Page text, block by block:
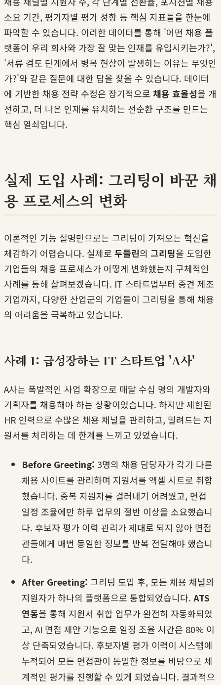
소요 기간, 평가자별 평가 성향 등 핵심 지표들을 한눈에
파악할 수 있습니다. 이러한 데이터를 통해 '어떤 채용 플
랫폼이 우리 회사와 가장 잘 맞는 인재를 유입시키는가?',
'서류 검토 단계에서 병목 현상이 발생하는 이유는 무엇인
가?'와 같은 질문에 대한 답을 찾을 수 있습니다. 데이터
에 기반한 채용 전략 수정은 장기적으로 채용 효율성을 개
선하고, 더 나은 인재를 유치하는 선순환 구조를 만드는
핵심 열쇠입니다.
실제 도입 사례: 그리팅이 바꾼 채
용 프로세스의 변화
이론적인 기능 설명만으로는 그리팅이 가져오는 혁신을
체감하기 어렵습니다. 실제로 두들린의 그리팅을 도입한
기업들의 채용 프로세스가 어떻게 변화했는지 구체적인
사례를 통해 살펴보겠습니다. IT 스타트업부터 중견 제조
기업까지, 다양한 산업군의 기업들이 그리팅을 통해 채용
의 어려움을 극복하고 있습니다.
사례 1: 급성장하는 IT 스타트업 'A사'
A사는 폭발적인 사업 확장으로 매달 수십 명의 개발자와
기획자를 채용해야 하는 상황이었습니다. 하지만 제한된
HR 인력으로 수많은 채용 채널을 관리하고, 밀려드는 지
원서를 처리하는 데 한계를 느끼고 있었습니다.
Before Greeting: 3명의 채용 담당자가 각기 다른
채용 사이트를 관리하며 지원서를 엑셀 시트로 취합
했습니다. 중복 지원자를 걸러내기 어려웠고, 면접
일정 조율에만 하루 업무의 절반 이상을 소요했습니
다. 후보자 평가 이력 관리가 제대로 되지 않아 면접
관들에게 매번 동일한 정보를 반복 전달해야 했습니
다.
After Greeting: 그리팅 도입 후, 모든 채용 채널의
지원자가 하나의 플랫폼으로 통합되었습니다. ATS
연동을 통해 지원서 취합 업무가 완전히 자동화되었
고, AI 면접 제안 기능으로 일정 조율 시간은 80% 이
상 단축되었습니다. 후보자별 평가 이력이 시스템에
누적되어 모든 면접관이 동일한 정보를 바탕으로 체
계적인 평가를 진행할 수 있게 되었습니다. 결과적으